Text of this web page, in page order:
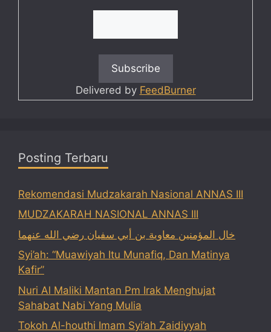
Delivered by FeedBurner
Posting Terbaru
Rekomendasi Mudzakarah Nasional ANNAS III
MUDZAKARAH NASIONAL ANNAS III
خال المؤمنين معاوية بن أبي سفيان رضي الله عنهما
Syi’ah: “Muawiyah Itu Munafiq, Dan Matinya
Kafir”
Nuri Al Maliki Mantan Pm Irak Menghujat
Sahabat Nabi Yang Mulia
Tokoh Al-houthi Imam Syi’ah Zaidiyyah